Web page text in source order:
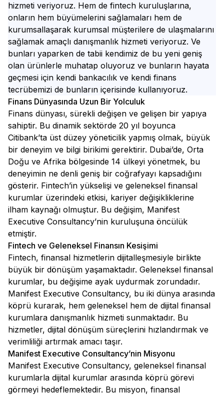
hizmeti veriyoruz. Hem de fintech kuruluşlarına,
onların hem büyümelerini sağlamaları hem de
kurumsallaşarak kurumsal müşterilere de ulaşmalarını
sağlamak amaçlı danışmanlık hizmeti veriyoruz. Ve
bunları yaparken de tabii kendimiz de bu yeni geniş
olan ürünlerle muhatap oluyoruz ve bunların hayata
geçmesi için kendi bankacılık ve kendi finans
tecrübemizi de bunların içerisinde kullanıyoruz.
Finans Dünyasında Uzun Bir Yolculuk
Finans dünyası, sürekli değişen ve gelişen bir yapıya
sahiptir. Bu dinamik sektörde 20 yıl boyunca
Citibank’ta üst düzey yöneticilik yapmış olmak, büyük
bir deneyim ve bilgi birikimi gerektirir. Dubai’de, Orta
Doğu ve Afrika bölgesinde 14 ülkeyi yönetmek, bu
deneyimin ne denli geniş bir coğrafyayı kapsadığını
gösterir. Fintech’in yükselişi ve geleneksel finansal
kurumlar üzerindeki etkisi, kariyer değişikliklerine
ilham kaynağı olmuştur. Bu değişim, Manifest
Executive Consultancy’nin kuruluşuna öncülük
etmiştir.
Fintech ve Geleneksel Finansın Kesişimi
Fintech, finansal hizmetlerin dijitalleşmesiyle birlikte
büyük bir dönüşüm yaşamaktadır. Geleneksel finansal
kurumlar, bu değişime ayak uydurmak zorundadır.
Manifest Executive Consultancy, bu iki dünya arasında
köprü kurarak, hem geleneksel hem de dijital finansal
kurumlara danışmanlık hizmeti sunmaktadır. Bu
hizmetler, dijital dönüşüm süreçlerini hızlandırmak ve
verimliliği artırmak amacı taşır.
Manifest Executive Consultancy’nin Misyonu
Manifest Executive Consultancy, geleneksel finansal
kurumlarla dijital kurumlar arasında köprü görevi
görmeyi hedeflemektedir. Bu misyon, finansal